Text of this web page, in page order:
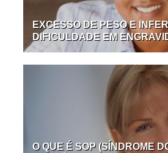
EXCESSO DE PESO E
DIFICULDADE EM
O QUE É SOP (SÍNDROME